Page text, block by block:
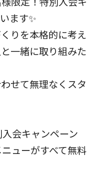
ます✨
りを本格的に考え
一緒に取り組みた
せて無理なくスタ
会キャンペーン
ューがすべて無料